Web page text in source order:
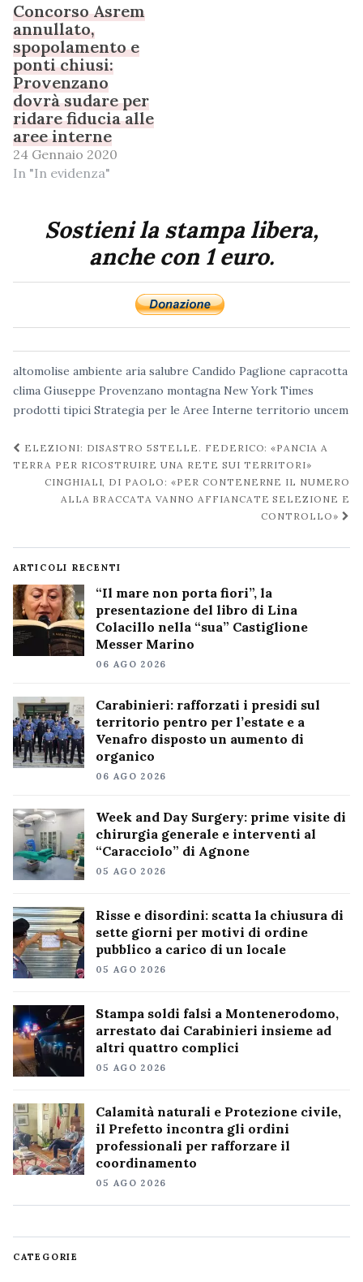
Concorso Asrem
annullato,
spopolamento e
ponti chiusi:
Provenzano
dovrà sudare per
ridare fiducia alle
aree interne
24 Gennaio 2020
In "In evidenza"
Sostieni la stampa libera,
anche con 1 euro.
altomolise ambiente aria salubre Candido Paglione capracotta
clima Giuseppe Provenzano montagna New York Times
prodotti tipici Strategia per le Aree Interne territorio uncem
Navigazione
post
ELEZIONI: DISASTRO 5STELLE. FEDERICO: «PANCIA A
TERRA PER RICOSTRUIRE UNA RETE SUI TERRITORI»
CINGHIALI, DI PAOLO: «PER CONTENERNE IL NUMERO
ALLA BRACCATA VANNO AFFIANCATE SELEZIONE E
CONTROLLO»
ARTICOLI RECENTI
“Il mare non porta fiori”, la
presentazione del libro di Lina
Colacillo nella “sua” Castiglione
Messer Marino
06 AGO 2026
Carabinieri: rafforzati i presidi sul
territorio pentro per l’estate e a
Venafro disposto un aumento di
organico
06 AGO 2026
Week and Day Surgery: prime visite di
chirurgia generale e interventi al
“Caracciolo” di Agnone
05 AGO 2026
Risse e disordini: scatta la chiusura di
sette giorni per motivi di ordine
pubblico a carico di un locale
05 AGO 2026
Stampa soldi falsi a Montenerodomo,
arrestato dai Carabinieri insieme ad
altri quattro complici
05 AGO 2026
Calamità naturali e Protezione civile,
il Prefetto incontra gli ordini
professionali per rafforzare il
coordinamento
05 AGO 2026
CATEGORIE